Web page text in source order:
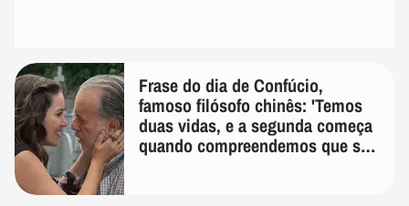
Frase do dia de Confúcio,
famoso filósofo chinês: 'Temos
duas vidas, e a segunda começa
quando compreendemos que só